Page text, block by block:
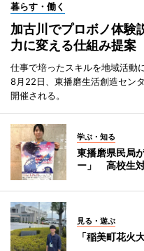
暮らす・働く
加古川でプロボノ体
力に変える仕組み提案
仕事で培ったスキルを地域活動
8月22日、東播磨生活創造セン
開催される。
学ぶ・知る
東播磨県民局
ー」 高校生
見る・遊ぶ
「稲美町花